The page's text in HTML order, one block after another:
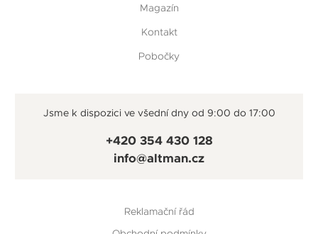
Magazín
Kontakt
Pobočky
Jsme k dispozici ve všední dny od 9:00 do 17:00
+420 354 430 128
info@altman.cz
Reklamační řád